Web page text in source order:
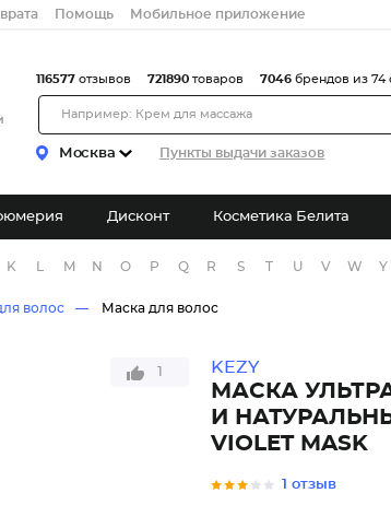
Помощь Мобильное приложение
Москва Пункты выдачи заказов
116577 отзывов 721890 товаров 7046 брендов из 74
Дисконт Косметика Белита
K M N O P Q R S T U V W Y
волос Маска для волос
1 KEZY
МАСКА
И
VIOLET MASK
1 отзыв